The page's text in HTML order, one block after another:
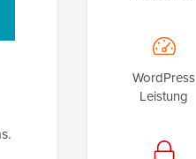
WordPress
Leistung